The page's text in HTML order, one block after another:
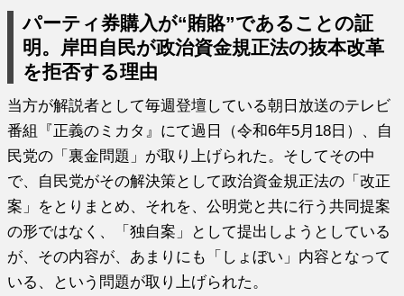
パーティ券購入が“賄賂”であることの証
明。岸田自民が政治資金規正法の抜本改革
を拒否する理由
当方が解説者として毎週登壇している朝日放送のテレビ
番組『正義のミカタ』にて過日（令和6年5月18日）、自
民党の「裏金問題」が取り上げられた。そしてその中
で、自民党がその解決策として政治資金規正法の「改正
案」をとりまとめ、それを、公明党と共に行う共同提案
の形ではなく、「独自案」として提出しようとしている
が、その内容が、あまりにも「しょぼい」内容となって
いる、という問題が取り上げられた。